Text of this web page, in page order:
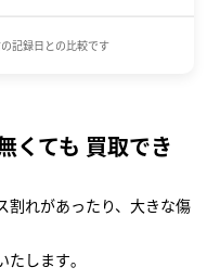
記録日との比較です
くても 買取でき
割れがあったり、大きな傷
たします｡